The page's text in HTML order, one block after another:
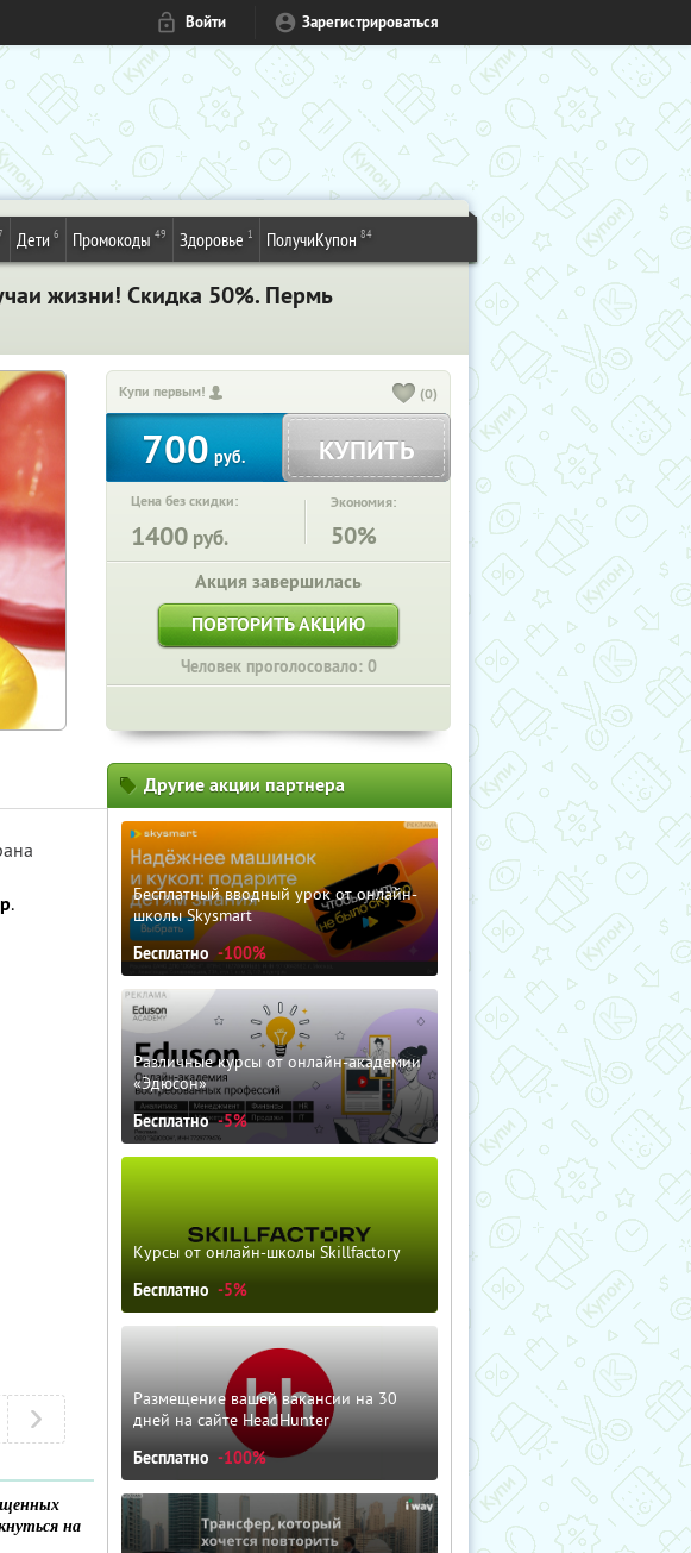
Войти Зарегистрироваться
Дети 6 Промокоды 49 Здоровье 1 ПолучиКупон 84
жизни! Скидка 50%. Пермь
Купи первым! (0)
700 руб. КУПИТЬ
Цена без скидки:
1400 руб.
Экономия:
50%
Акция завершилась
ПОВТОРИТЬ АКЦИЮ
Человек проголосовало: 0
.
на
Другие акции партнера
Бесплатный вводный урок от онлайн-
школы Skysmart
Бесплатно -100%
Различные курсы от онлайн-академии
«Эдюсон»
Бесплатно -5%
Курсы от онлайн-школы Skillfactory
Бесплатно -5%
Размещение вашей вакансии на 30
дней на сайте HeadHunter
Бесплатно -100%